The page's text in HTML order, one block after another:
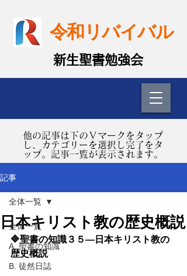
令和リバイバル
​新生聖書勉強会
​他の記事は下のＶマークをタップ
し、カテゴリーを選択し完了をタ
ップ。記事一覧が表示されます。
記事
全体一覧
A. 聖書の知識
B. 徒然日誌
全体一覧
日本キリスト教の歴史概説
🔷聖書の知識３５―日本キリスト教の
歴史概説